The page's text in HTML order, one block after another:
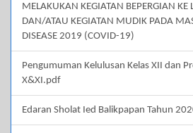
MELAKUKAN KEGIATAN BEPERGIAN KE
DAN/ATAU KEGIATAN MUDIK PADA
DISEASE 2019 (COVID-19)
Pengumuman Kelulusan Kelas XII dan
X&XI.pdf
Edaran Sholat Ied Balikpapan Tahun